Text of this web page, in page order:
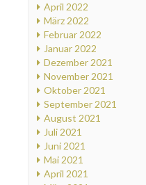
April 2022
März 2022
Februar 2022
Januar 2022
Dezember 2021
November 2021
Oktober 2021
September 2021
August 2021
Juli 2021
Juni 2021
Mai 2021
April 2021